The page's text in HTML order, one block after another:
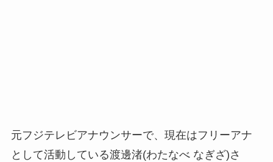
元フジテレビアナウンサーで、現在はフリーアナ
として活動している渡邊渚(わたなべ なぎざ)さ